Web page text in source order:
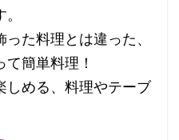
た料理とは違った、
簡単料理！
しめる、料理やテーブ